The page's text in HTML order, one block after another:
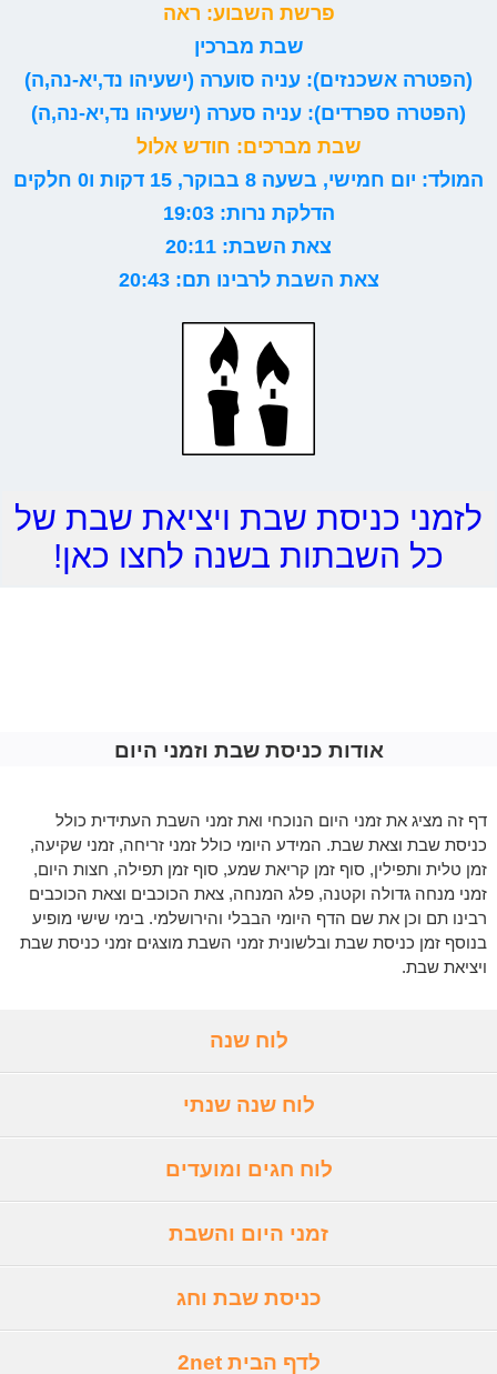
פרשת השבוע: ראה
שבת מברכין
(הפטרה אשכנזים): עניה סוערה (ישעיהו נד,יא-נה,ה)
(הפטרה ספרדים): עניה סערה (ישעיהו נד,יא-נה,ה)
שבת מברכים: חודש אלול
המולד: יום חמישי, בשעה 8 בבוקר, 15 דקות ו0 חלקים
הדלקת נרות: 19:03
צאת השבת: 20:11
צאת השבת לרבינו תם: 20:43
לזמני כניסת שבת ויציאת שבת של
כל השבתות בשנה לחצו כאן!
אודות כניסת שבת וזמני היום
דף זה מציג את זמני היום הנוכחי ואת זמני השבת העתידית כולל
כניסת שבת וצאת שבת. המידע היומי כולל זמני זריחה, זמני שקיעה,
זמן טלית ותפילין, סוף זמן קריאת שמע, סוף זמן תפילה, חצות היום,
זמני מנחה גדולה וקטנה, פלג המנחה, צאת הכוכבים וצאת הכוכבים
רבינו תם וכן את שם הדף היומי הבבלי והירושלמי. בימי שישי מופיע
בנוסף זמן כניסת שבת ובלשונית זמני השבת מוצגים זמני כניסת שבת
ויציאת שבת.
לוח שנה
לוח שנה שנתי
לוח חגים ומועדים
זמני היום והשבת
כניסת שבת וחג
לדף הבית 2net